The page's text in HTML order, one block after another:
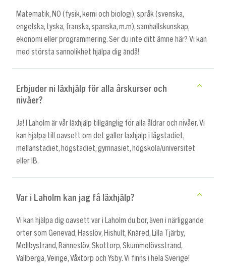
Matematik, NO (fysik, kemi och biologi), språk (svenska,
engelska, tyska, franska, spanska, m.m), samhällskunskap,
ekonomi eller programmering. Ser du inte ditt ämne här? Vi kan
med största sannolikhet hjälpa dig ändå!
Erbjuder ni läxhjälp för alla årskurser och
nivåer?
Ja! I Laholm är vår läxhjälp tillgänglig för alla åldrar och nivåer. Vi
kan hjälpa till oavsett om det gäller läxhjälp i lågstadiet,
mellanstadiet, högstadiet, gymnasiet, högskola/universitet
eller IB.
Var i Laholm kan jag få läxhjälp?
Vi kan hjälpa dig oavsett var i Laholm du bor, även i närliggande
orter som Genevad, Hasslöv, Hishult, Knäred, Lilla Tjärby,
Mellbystrand, Ränneslöv, Skottorp, Skummelövsstrand,
Vallberga, Veinge, Våxtorp och Ysby. Vi finns i hela Sverige!